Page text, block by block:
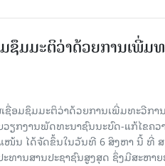
ຊຶມມະຕິວ່າດ້ວຍການເພີ່ມ
ຊື່ອມຊຶມມະຕິວ່າດ້ວຍການເພີ່ມທະວີກ
ຽກງານພັດທະນາຊົນນະບົດ-ແກ້ໄຂຄວ
ນ ໄດ້ຈັດຂຶ້ນໃນວັນທີ 6 ສິງຫາ ນີ້ ທີ່ ສ
ທານສານປະຊາຊົນສູງສຸດ ຊຶ່ງມີສະຫ